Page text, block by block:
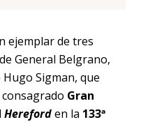
ejemplar de tres
General Belgrano,
Sigman, que
Gran
Hereforden la 133ª